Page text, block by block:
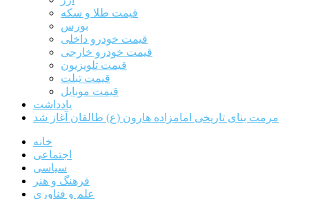
قیمت طلا و سکه
بورس
قیمت خودرو داخلی
قیمت خودرو خارجی
قیمت تلویزیون
قیمت تبلت
قیمت موبایل
یادداشت
مرمت بنای تاریخی امامزاده هارون (ع) طالقان آغاز شد
خانه
اجتماعی
سیاسی
فرهنگ و هنر
علم و فناوری